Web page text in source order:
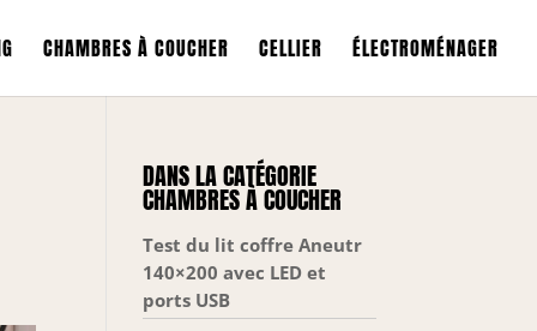
CHAMBRES À COUCHER CELLIER ÉLECTROMÉNAGER
DANS LA CATÉGORIE
CHAMBRES À COUCHER
Test du lit coffre Aneutr
140×200 avec LED et
ports USB